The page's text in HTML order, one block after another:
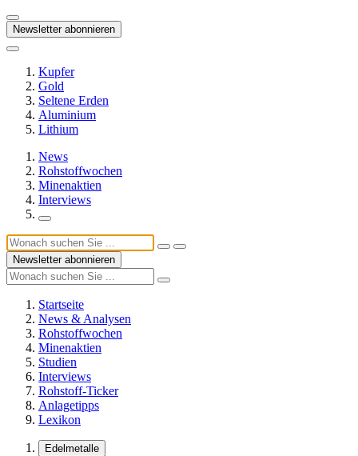
Newsletter abonnieren
Kupfer
Gold
Seltene Erden
Aluminium
Lithium
News
Rohstoffwochen
Minenaktien
Interviews
Newsletter abonnieren
Startseite
News & Analysen
Rohstoffwochen
Minenaktien
Studien
Interviews
Rohstoff-Ticker
Anlagetipps
Lexikon
Edelmetalle